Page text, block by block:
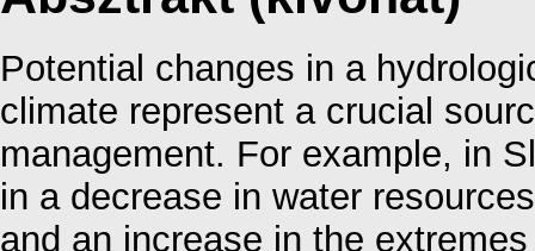
Potential changes in a
climate represent a crucial
management. For example, in
in a decrease in water
and an increase in the